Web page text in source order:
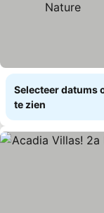
Selecteer datums
te zien